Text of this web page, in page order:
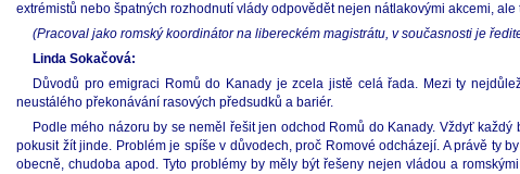
extrémistů nebo špatných rozhodnutí vlády odpovědět nejen nátlakovými akcemi,
(Pracoval jako romský koordinátor na libereckém magistrátu, v současnosti je
Linda Sokačová:
Důvodů pro emigraci Romů do Kanady je zcela jistě celá řada. Mezi ty
neustálého překonávání rasových předsudků a bariér.
Podle mého názoru by se neměl řešit jen odchod Romů do Kanady. Vždyť
pokusit žít jinde. Problém je spíše v důvodech, proč Romové odcházejí. A právě ty
obecně, chudoba apod. Tyto problémy by měly být řešeny nejen vládou a